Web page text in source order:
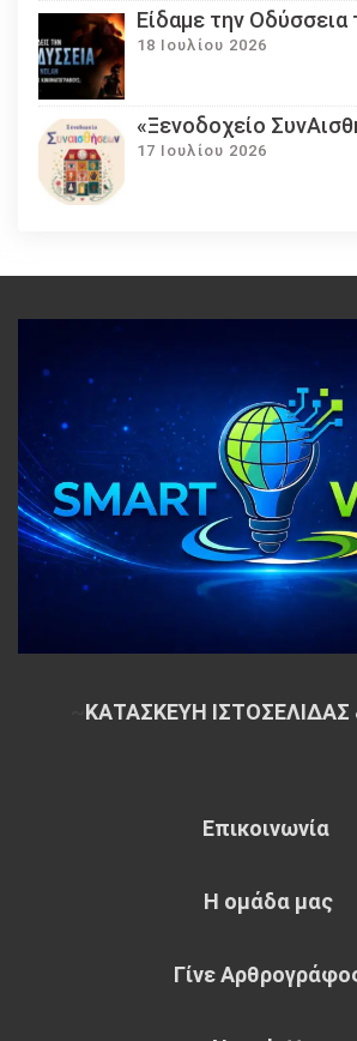
Eίδαμε την
18 Ιουλίου 2026
«Ξενοδοχείο
17 Ιουλίου 2026
ΚΑΤΑΣΚΕΥΗ ΙΣΤΟΣΕΛΙΔΑΣ
Επικοινωνία
Η ομάδα μας
Γίνε